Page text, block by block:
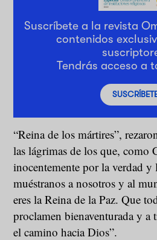
Suscríbete a la revista
contenidos
Tendrás acceso a
“Reina de los mártires”,
las lágrimas de los que, como
inocentemente por la verdad
muéstranos a nosotros y al
eres la Reina de la Paz. Que
proclamen bienaventurada y a
el camino hacia Dios”.